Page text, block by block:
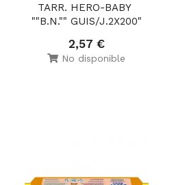
TARR. HERO-BABY
""B.N."" GUIS/J.2X200"
2,57 €
No disponible